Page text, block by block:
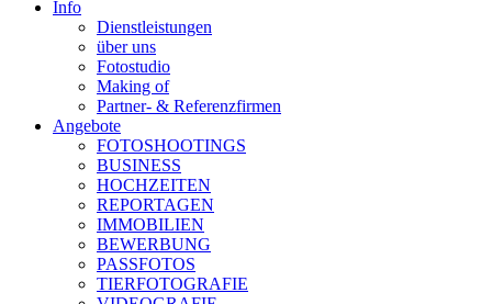
Info
Dienstleistungen
über uns
Fotostudio
Making of
Partner- & Referenzfirmen
Angebote
FOTOSHOOTINGS
BUSINESS
HOCHZEITEN
REPORTAGEN
IMMOBILIEN
BEWERBUNG
PASSFOTOS
TIERFOTOGRAFIE